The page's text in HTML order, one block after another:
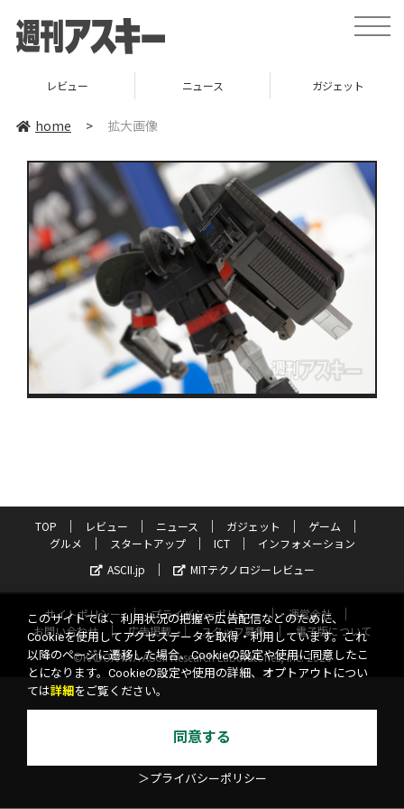
toggle
レビュー ニュース ガジェット
home > 拡大画像
TOP レビュー ニュース ガジェット
ゲーム
グルメ
スタートアップ ICT
インフォメーション
ASCII.jp
MITテクノロジーレビュー
サイトポリシー プライバシーポリシー
運営会社
お問い合わせ
広告掲載 スタッフ募集
電子版について
©KADOKAWA ASCII Research Laboratories, Inc. 2026
このサイトでは、利用状況の把握や広告配信などのために、
Cookieを使用してアクセスデータを取得・利用しています。これ
以降のページに遷移した場合、Cookieの設定や使用に同意したこ
とになります。Cookieの設定や使用の詳細、オプトアウトについ
ては詳細 をご覧ください。
同意する
＞プライバシーポリシー